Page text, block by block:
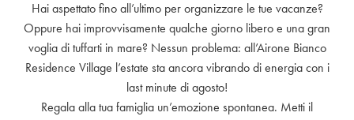
Hai aspettato fino all’ultimo per organizzare le tue vacanze?
Oppure hai improvvisamente qualche giorno libero e una gran
voglia di tuffarti in mare? Nessun problema: all’Airone Bianco
Residence Village l’estate sta ancora vibrando di energia con i
last minute di agosto!
Regala alla tua famiglia un’emozione spontanea. Metti il